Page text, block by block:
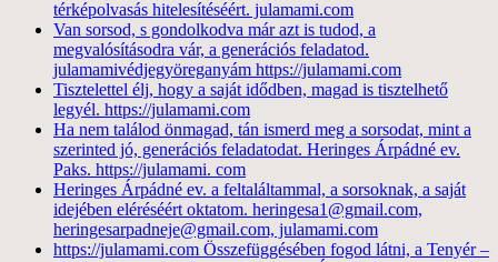
térképolvasás hitelesítéséért. julamami.com
Van sorsod, s gondolkodva már azt is tudod, a
megvalósításodra vár, a generációs feladatod.
julamamivédjegyöreganyám https://julamami.com
Tisztelettel élj, hogy a saját idődben, magad is tisztelhető
legyél. https://julamami.com
Ha nem találod önmagad, tán ismerd meg a sorsodat, mint a
szerinted jó, generációs feladatodat. Heringes Árpádné ev.
Paks. https://julamami. com
Heringes Árpádné ev. a feltaláltammal, a sorsoknak, a saját
idejében eléréséért oktatom. heringesa1@gmail.com,
heringesarpadneje@gmail.com, julamami.com
https://julamami.com Összefüggésében fogod látni, a Tenyér –